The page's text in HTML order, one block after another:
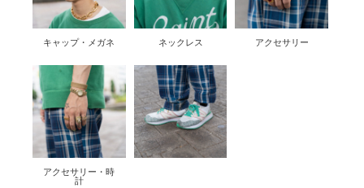
キャップ・メガネ ネックレス アクセサリー
アクセサリー・時
計